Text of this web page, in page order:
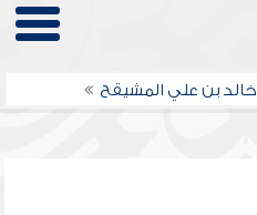
خالد بن علي المشيقح